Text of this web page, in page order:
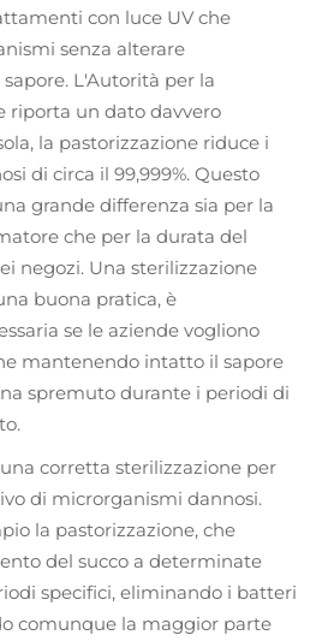
con luce UV che
senza alterare
L'Autorità per la
riporta un dato davvero
la pastorizzazione riduce i
di circa il 99,999%. Questo
grande differenza sia per la
che per la durata del
negozi. Una sterilizzazione
buona pratica, è
se le aziende vogliono
mantenendo intatto il sapore
spremuto durante i periodi di
corretta sterilizzazione per
di microrganismi dannosi.
la pastorizzazione, che
del succo a determinate
specifici, eliminando i batteri
comunque la maggior parte